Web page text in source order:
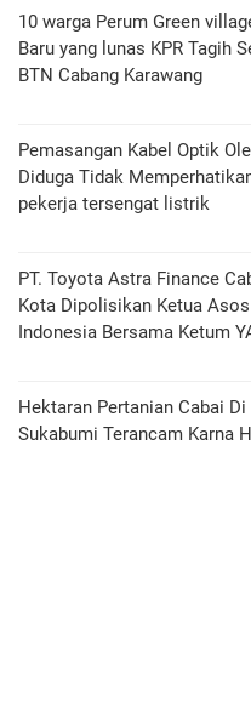
10 warga Perum Green
Baru yang lunas KPR Tagih
BTN Cabang Karawang
Pemasangan Kabel Optik
Diduga Tidak
pekerja tersengat listrik
PT. Toyota Astra Finance
Kota Dipolisikan Ketua
Indonesia Bersama Ketum
Hektaran Pertanian Cabai Di
Sukabumi Terancam Karna